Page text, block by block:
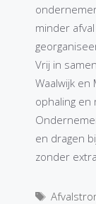
minder
Vrij in
Waalwijk en
ophaling en
en dragen
zonder
Tags